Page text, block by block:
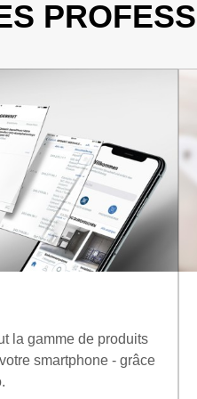
la gamme de produits
smartphone - grâce